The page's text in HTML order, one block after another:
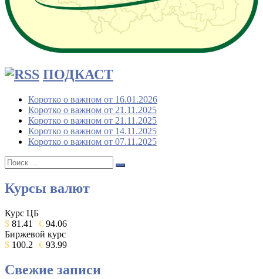
ПОДКАСТ
Коротко о важном от 16.01.2026
Коротко о важном от 21.11.2025
Коротко о важном от 21.11.2025
Коротко о важном от 14.11.2025
Коротко о важном от 07.11.2025
Поиск:
Поиск
Курсы валют
Курс ЦБ
$ 81.41 € 94.06
Биржевой курс
$ 100.2 € 93.99
Свежие записи